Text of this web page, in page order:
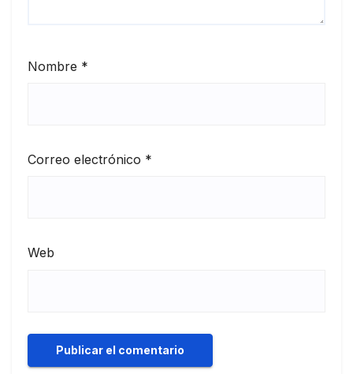
Nombre *
Correo electrónico *
Web